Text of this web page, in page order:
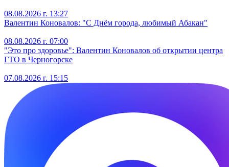
08.08.2026 г. 13:27
Валентин Коновалов: "С Днём города, любимый Абакан"
08.08.2026 г. 07:00
"Это про здоровье": Валентин Коновалов об открытии центра
ГТО в Черногорске
07.08.2026 г. 15:15